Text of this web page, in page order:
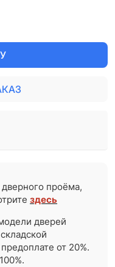
проёма,
здесь
дверей
от 20%.